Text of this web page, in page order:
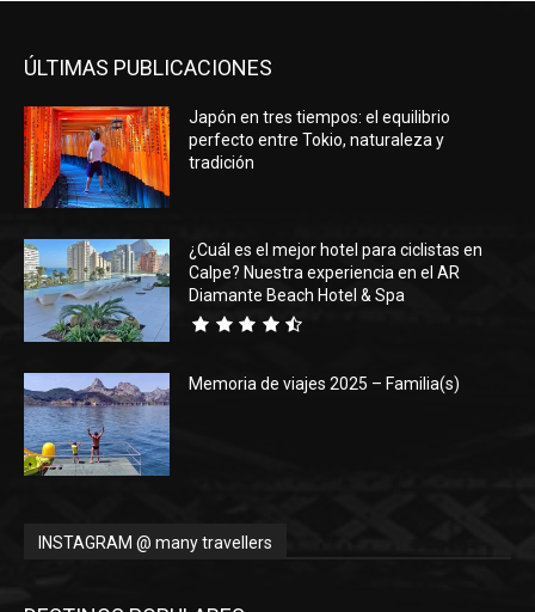
ÚLTIMAS PUBLICACIONES
Japón en tres tiempos: el equilibrio
perfecto entre Tokio, naturaleza y
tradición
¿Cuál es el mejor hotel para ciclistas en
Calpe? Nuestra experiencia en el AR
Diamante Beach Hotel & Spa
Memoria de viajes 2025 – Familia(s)
INSTAGRAM @ many travellers